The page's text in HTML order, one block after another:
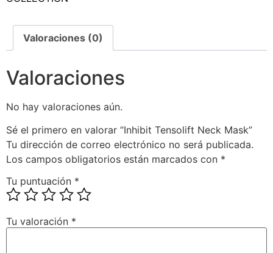
Valoraciones (0)
Valoraciones
No hay valoraciones aún.
Sé el primero en valorar “Inhibit Tensolift Neck Mask”
Tu dirección de correo electrónico no será publicada.
Los campos obligatorios están marcados con *
Tu puntuación *
Tu valoración *